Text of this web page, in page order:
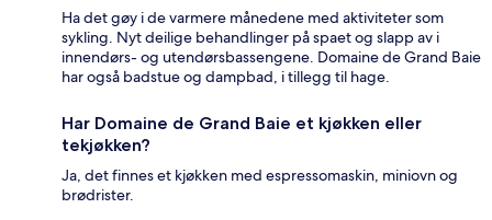
Ha det gøy i de varmere månedene med aktiviteter som
sykling. Nyt deilige behandlinger på spaet og slapp av i
innendørs- og utendørsbassengene. Domaine de Grand Baie
har også badstue og dampbad, i tillegg til hage.
Har Domaine de Grand Baie et kjøkken eller
tekjøkken?
Ja, det finnes et kjøkken med espressomaskin, miniovn og
brødrister.